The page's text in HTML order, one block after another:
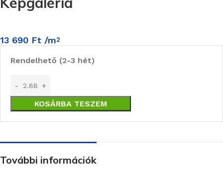
13 690 Ft /m2
Rendelhető (2-3 hét)
KOSÁRBA TESZEM
További információk